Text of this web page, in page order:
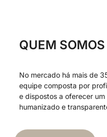
QUEM SOMOS
No mercado há mais de
equipe composta por
e dispostos a oferecer
humanizado e